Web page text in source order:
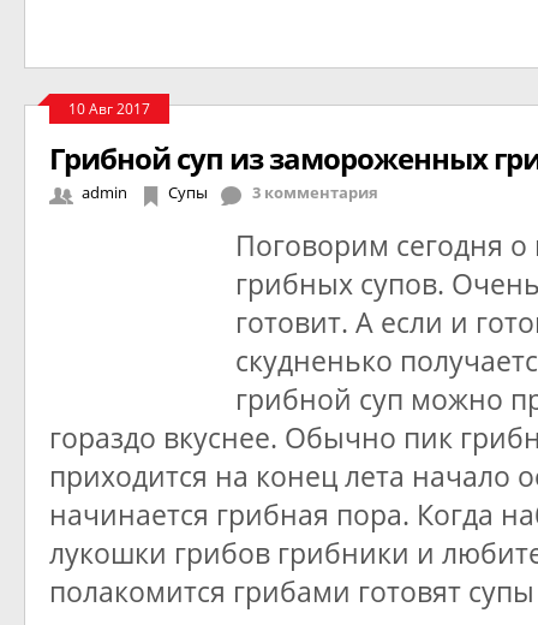
10 Авг 2017
Грибной суп из замороженных
admin Супы 3 комментария
Поговорим сегодня
грибных супов.
готовит. А если и
скудненько
грибной суп можно
гораздо вкуснее. Обычно пик
приходится на конец лета начало
начинается грибная пора. Когда
лукошки грибов грибники и
полакомится грибами готовят